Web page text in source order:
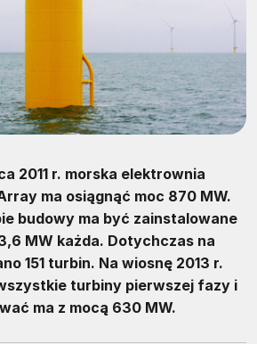
2011 r. morska elektrownia
ma osiągnąć moc 870 MW.
budowy ma być zainstalowane
MW każda. Dotychczas na
151 turbin. Na wiosnę 2013 r.
turbiny pierwszej fazy i
ma z mocą 630 MW.